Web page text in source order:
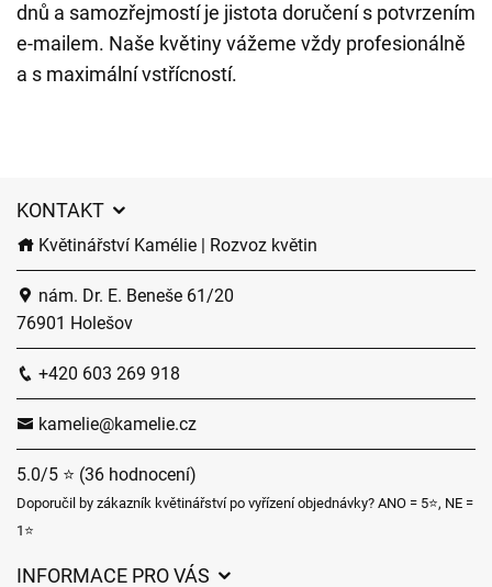
dnů a samozřejmostí je jistota doručení s potvrzením
e-mailem. Naše květiny vážeme vždy profesionálně
a s maximální vstřícností.
KONTAKT
Květinářství Kamélie | Rozvoz květin
nám. Dr. E. Beneše 61/20
76901 Holešov
+420 603 269 918
kamelie@kamelie.cz
5.0/5 ⭐ (36 hodnocení)
Doporučil by zákazník květinářství po vyřízení objednávky? ANO = 5⭐, NE =
1⭐
INFORMACE PRO VÁS